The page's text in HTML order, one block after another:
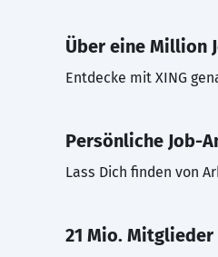
Über eine Million
Entdecke mit XING
Persönliche Job-
Lass Dich finden von
21 Mio. Mitglieder